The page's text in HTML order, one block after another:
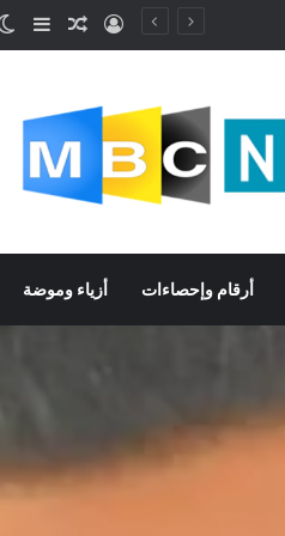
تسجيلمقال
أرقام وإحصاءات أزياء وموضة